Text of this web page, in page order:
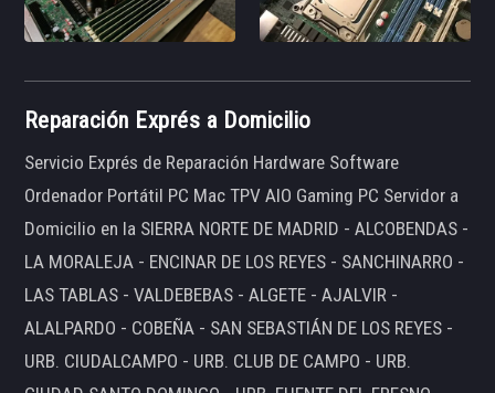
Reparación Exprés a Domicilio
Servicio Exprés de Reparación Hardware Software
Ordenador Portátil PC Mac TPV AIO Gaming PC Servidor a
Domicilio en la SIERRA NORTE DE MADRID - ALCOBENDAS -
LA MORALEJA - ENCINAR DE LOS REYES - SANCHINARRO -
LAS TABLAS - VALDEBEBAS - ALGETE - AJALVIR -
ALALPARDO - COBEÑA - SAN SEBASTIÁN DE LOS REYES -
URB. CIUDALCAMPO - URB. CLUB DE CAMPO - URB.